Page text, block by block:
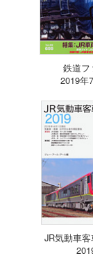
鉄道フ
2019年
JR気動車